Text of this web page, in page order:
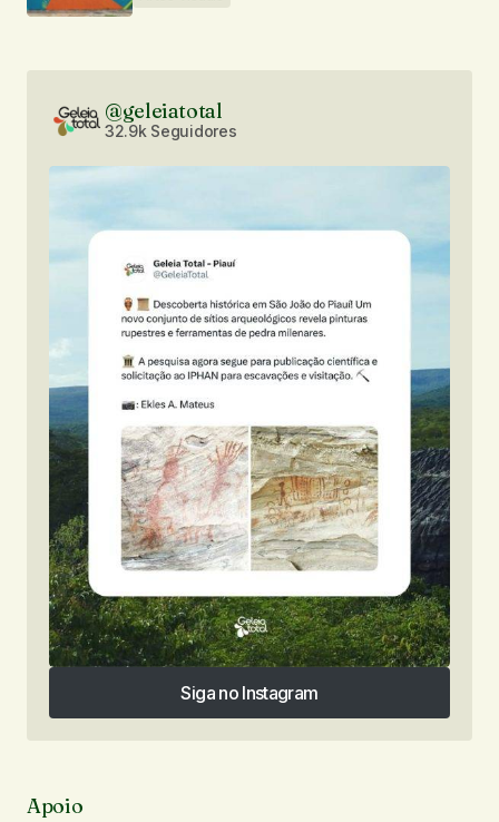
@geleiatotal
32.9k Seguidores
Siga no Instagram
Siga no Instagram
Apoio